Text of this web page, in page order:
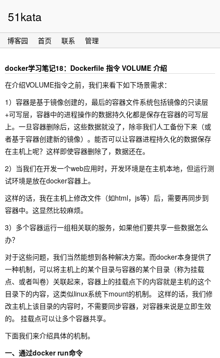
51kata
博客园 首页 联系 管理
docker学习笔记18：Dockerfile 指令 VOLUME 介绍
在介绍VOLUME指令之前，我们来看下如下场景需求：
1）容器是基于镜像创建的，最后的容器文件系统包括镜像的只读层
+可写层，容器中的进程操作的数据持久化都是保存在容器的可写层
上。一旦容器删除后，这些数据就没了，除非我们人工备份下来（或
者基于容器创建新的镜像）。能否可以让容器进程持久化的数据保存
在主机上呢？这样即使容器删除了，数据还在。
2）当我们在开发一个web应用时，开发环境是在主机本地，但运行测
试环境是放在docker容器上。
这样的话，我在主机上修改文件（如html，js等）后，需要再同步到
容器中。这显然比较麻烦。
3）多个容器运行一组相关联的服务，如果他们要共享一些数据怎么
办？
对于这些问题，我们当然能想到各种解决方案。而docker本身提供了
一种机制，可以将主机上的某个目录与容器的某个目录（称为挂载
点、或者叫卷）关联起来，容器上的挂载点下的内容就是主机的这个
目录下的内容，这类似linux系统下mount的机制。 这样的话，我们修
改主机上该目录的内容时，不需要同步容器，对容器来说是立即生效
的。 挂载点可以让多个容器共享。
下面我们来介绍具体的机制。
一、通过docker run命令